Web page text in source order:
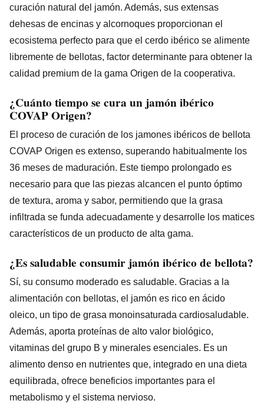
curación natural del jamón. Además, sus extensas
dehesas de encinas y alcornoques proporcionan el
ecosistema perfecto para que el cerdo ibérico se alimente
libremente de bellotas, factor determinante para obtener la
calidad premium de la gama Origen de la cooperativa.
¿Cuánto tiempo se cura un jamón ibérico
COVAP Origen?
El proceso de curación de los jamones ibéricos de bellota
COVAP Origen es extenso, superando habitualmente los
36 meses de maduración. Este tiempo prolongado es
necesario para que las piezas alcancen el punto óptimo
de textura, aroma y sabor, permitiendo que la grasa
infiltrada se funda adecuadamente y desarrolle los matices
característicos de un producto de alta gama.
¿Es saludable consumir jamón ibérico de bellota?
Sí, su consumo moderado es saludable. Gracias a la
alimentación con bellotas, el jamón es rico en ácido
oleico, un tipo de grasa monoinsaturada cardiosaludable.
Además, aporta proteínas de alto valor biológico,
vitaminas del grupo B y minerales esenciales. Es un
alimento denso en nutrientes que, integrado en una dieta
equilibrada, ofrece beneficios importantes para el
metabolismo y el sistema nervioso.